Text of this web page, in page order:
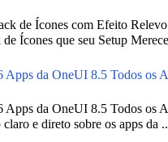
de Ícones com Efeito
Ícones que seu Setup
da OneUI 8.5 Todos os
da OneUI 8.5 Todos os
e direto sobre os apps da